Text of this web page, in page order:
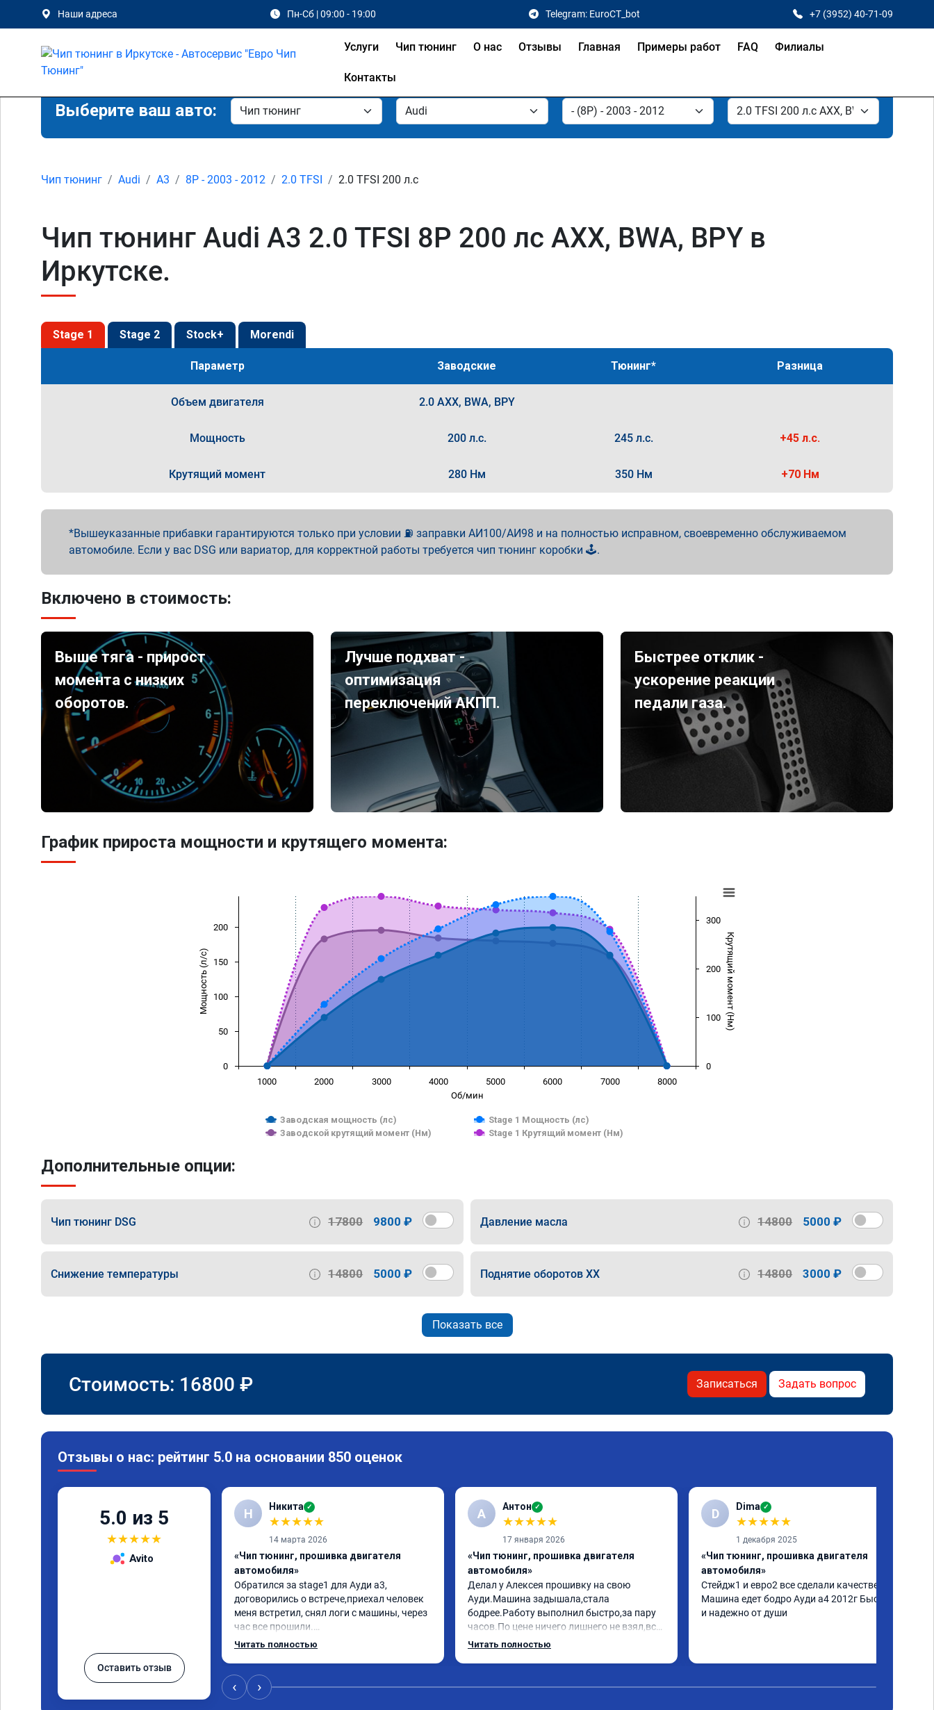
Наши адреса Пн-Сб | 09:00 - 19:00 Telegram: EuroCT_bot +7 (3952) 40-71-09
Услуги Чип тюнинг О нас Отзывы Главная Примеры работ FAQ Филиалы
Контакты
Выберите ваш авто:
Чип тюнинг Audi A3 8P - 2003 - 2012 2.0 TFSI 2.0 TFSI 200 л.с
Чип тюнинг Audi A3 2.0 TFSI 8P 200 лс AXX, BWA, BPY в
Иркутске.
Stage 1 Stage 2 Stock+ Morendi
Параметр Заводские Тюнинг* Разница
Объем двигателя 2.0 AXX, BWA, BPY
Мощность 200 л.с. 245 л.с. +45 л.с.
Крутящий момент 280 Нм 350 Нм +70 Нм
Вышеуказанные прибавки гарантируются только при условии ⛽ заправки АИ100/АИ98 и на полностью исправном, своевременно обслуживаемом
автомобиле. Если у вас DSG или вариатор, для корректной работы требуется чип тюнинг коробки 🕹️.
Включено в стоимость:
Выше тяга - прирост
момента с низких
оборотов.
Лучше подхват -
оптимизация
переключений АКПП.
Быстрее отклик -
ускорение реакции
педали газа.
График прироста мощности и крутящего момента:
Об/мин
Мощность (л/с) Крутящий момент (Нм)
Заводская мощность (лс)
Stage 1 Мощность (лс)
Заводской крутящий момент (Нм)
Stage 1 Крутящий момент (Нм)
1000 2000 3000 4000 5000 6000 7000 8000
0
50
100
150
200
0
100
200
300
Дополнительные опции:
Чип тюнинг DSG 17800 9800 ₽ Давление масла 14800 5000 ₽
Снижение температуры 14800 5000 ₽ Поднятие оборотов ХХ 14800 3000 ₽
Показать все
Стоимость: 16800 ₽ Записаться Задать вопрос
Отзывы о нас: рейтинг 5.0 на основании 850 оценок
5.0 из 5
★★★★★
Avito
Оставить отзыв
Н Никита ✓
★★★★★
14 марта 2026
«Чип тюнинг, прошивка двигателя
автомобиля»
Обратился за stage1 для Ауди а3,
договорились о встрече,приехал человек
меня встретил, снял логи с машины, через
час все прошили.
Арман спасибо тебе огромное, машинка по
может 🤣машина едет не в себя, еще раз
спасибо вам!!!!!!!
Читать полностью
А Антон ✓
★★★★★
17 января 2026
«Чип тюнинг, прошивка двигателя
автомобиля»
Делал у Алексея прошивку на свою
Ауди.Машина задышала,стала
бодрее.Работу выполнил быстро,за пару
часов.По цене ничего лишнего не взял,всё
как договаривались заранее.После
Читать полностью
D Dima ✓
★★★★★
1 декабря 2025
«Чип тюнинг, прошивка двигателя
автомобиля»
Стейдж1 и евро2 все сделали качественно.
Машина едет бодро Ауди а4 2012г Быстро
и надежно от души
‹ ›